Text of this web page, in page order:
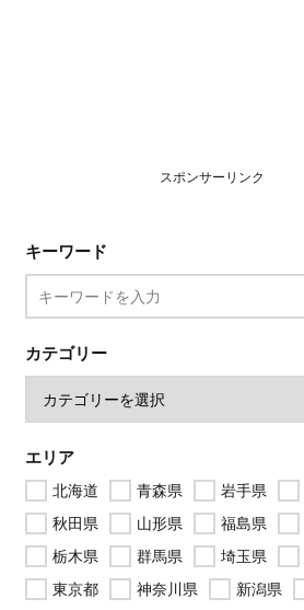
スポンサーリンク
キーワード
カテゴリー
エリア
北海道 青森県 岩手県
秋田県
山形県 福島県
栃木県
群馬県 埼玉県
東京都
神奈川県 新潟県